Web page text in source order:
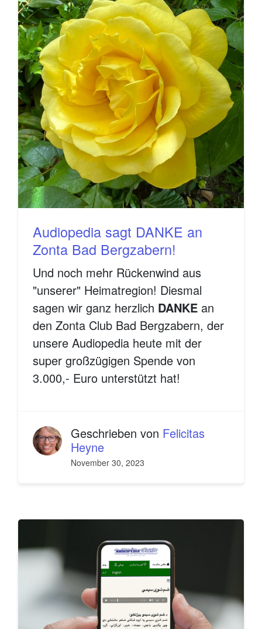
Audiopedia sagt DANKE an
Zonta Bad Bergzabern!
Und noch mehr Rückenwind aus
"unserer" Heimatregion! Diesmal
sagen wir ganz herzlich DANKE an
den Zonta Club Bad Bergzabern, der
unsere Audiopedia heute mit der
super großzügigen Spende von
3.000,- Euro unterstützt hat!
Geschrieben von Felicitas
Heyne
November 30, 2023